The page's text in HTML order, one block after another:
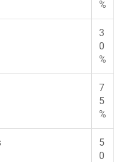
%
3
0
%
7
5
%
5
0